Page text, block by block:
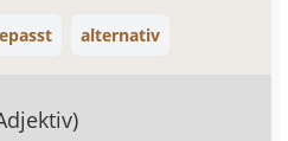
alternativ